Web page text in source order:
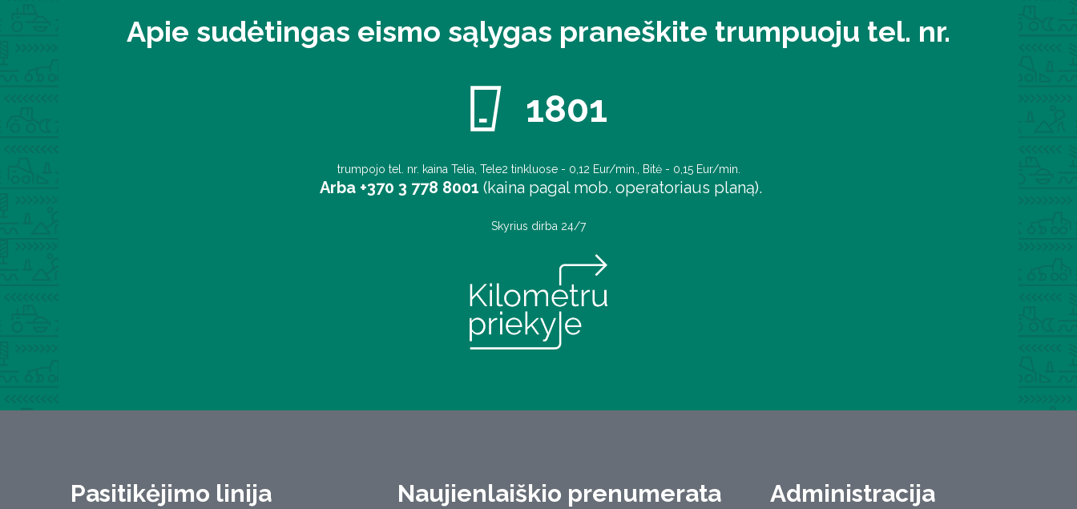
Apie sudėtingas eismo sąlygas praneškite trumpuoju tel. nr.
1801
trumpojo tel. nr. kaina Telia, Tele2 tinkluose - 0,12 Eur/min., Bitė - 0,15 Eur/min.
Arba +370 3 778 8001 (kaina pagal mob. operatoriaus planą).
Skyrius dirba 24/7
Pasitikėjimo linija Naujienlaiškio prenumerata Administracija